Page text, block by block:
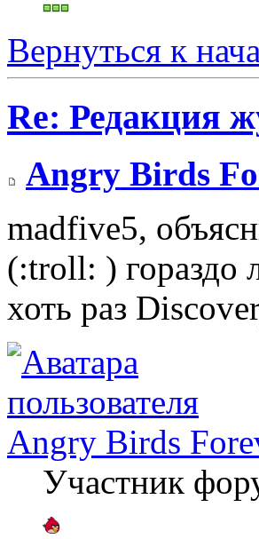
Вернуться к
Re: Редакция
Angry Birds
madfive5,
(:troll: ) гораздо
хоть раз
Angry Birds
Участник